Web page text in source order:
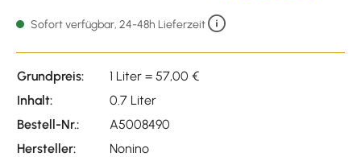
Sofort verfügbar, 24-48h Lieferzeit
Grundpreis:
1 Liter = 57,00 €
Inhalt:
0.7 Liter
Bestell-Nr.:
A5008490
Hersteller:
Nonino